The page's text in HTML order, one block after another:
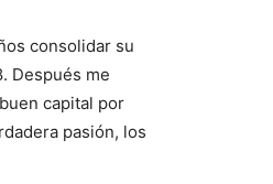
consolidar su
Después me
capital por
pasión, los